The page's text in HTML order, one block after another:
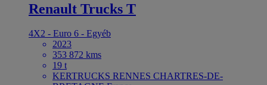
Renault Trucks T
4X2 - Euro 6 - Egyéb
2023
353 872 kms
19 t
KERTRUCKS RENNES CHARTRES-DE-